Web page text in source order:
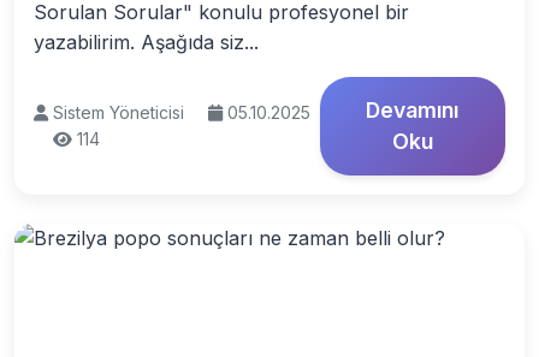
Sorulan Sorular" konulu profesyonel bir
yazabilirim. Aşağıda siz...
Sistem Yöneticisi
05.10.2025
114
Devamını
Oku